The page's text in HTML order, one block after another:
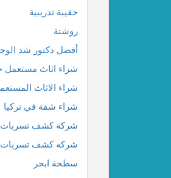
حقيبة تدريبية
روشتة
أفضل دكتور شد
شراء اثاث مستعمل
شراء الاثاث
شراء شقة في تركيا
شركة كشف تسربات
شركه كشف تسربات
سطحة ابحر